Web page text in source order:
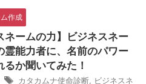
作成
ネームの力】ビジネスネー
霊能力者に、名前のパワー
るか聞いてみた！
カタカムナ使命診断
ビジネスネ